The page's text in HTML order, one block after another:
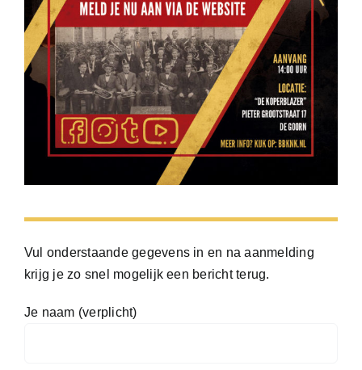
Vul onderstaande gegevens in en na aanmelding
krijg je zo snel mogelijk een bericht terug.
Je naam (verplicht)